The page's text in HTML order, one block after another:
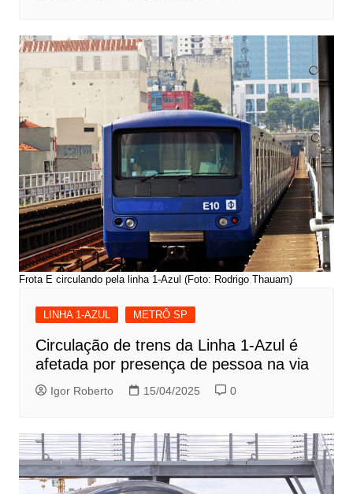
Frota E circulando pela linha 1-Azul (Foto: Rodrigo Thauam)
LINHA 1-AZUL METRÔ SP
Circulação de trens da Linha 1-Azul é
afetada por presença de pessoa na via
Igor Roberto 15/04/2025 0